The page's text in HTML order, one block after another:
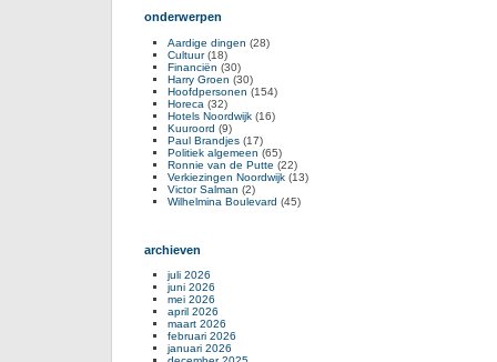
onderwerpen
Aardige dingen (28)
Cultuur(18)
Financiën (30)
Harry Groen (30)
Hoofdpersonen (154)
Horeca (32)
Hotels Noordwijk (16)
Kuuroord (9)
Paul Brandjes (17)
Politiek algemeen (65)
Ronnie van de Putte (22)
Verkiezingen Noordwijk (13)
Victor Salman (2)
Wilhelmina Boulevard (45)
archieven
juli 2026
juni 2026
mei 2026
april 2026
maart 2026
februari 2026
januari 2026